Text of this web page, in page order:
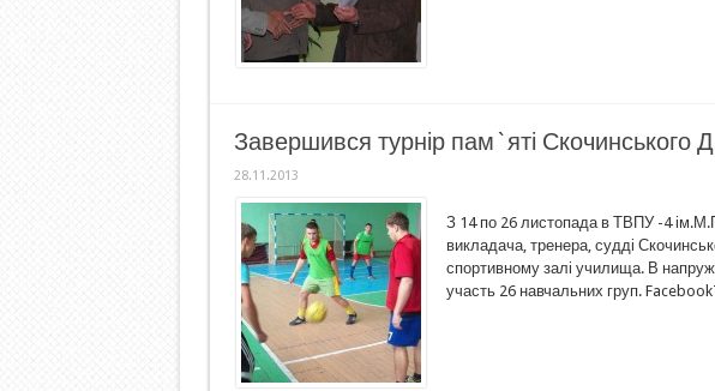
Завершився турнір пам`яті Скочинського
28.11.2013
З 14 по 26 листопада в ТВПУ -4
викладача, тренера, судді
спортивному залі училища. В
участь 26 навчальних груп.